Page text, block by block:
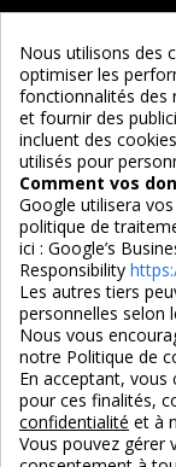
3X SANS
100%
Nous utilisons des
optimiser les
fonctionnalités des
et fournir des
incluent des
utilisés pour
Comment vos
Google utilisera
politique de
ici : Google’s
Responsibility
Les autres tiers
personnelles selon
Nous vous
notre Politique de
En acceptant,
pour ces finalités,
confidentialité et à
Vous pouvez gérer